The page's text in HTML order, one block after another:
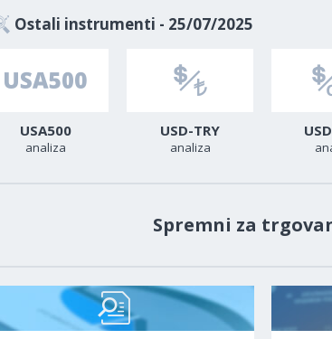
Ostali instrumenti - 25/07/2025
USA500
analiza
USD-TRY
analiza
Spremni za